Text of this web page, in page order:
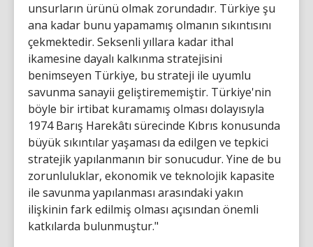
unsurların ürünü olmak zorundadır. Türkiye şu
ana kadar bunu yapamamış olmanın sıkıntısını
çekmektedir. Seksenli yıllara kadar ithal
ikamesine dayalı kalkınma stratejisini
benimseyen Türkiye, bu strateji ile uyumlu
savunma sanayii geliştirememiştir. Türkiye'nin
böyle bir irtibat kuramamış olması dolayısıyla
1974 Barış Harekâtı sürecinde Kıbrıs konusunda
büyük sıkıntılar yaşaması da edilgen ve tepkici
stratejik yapılanmanın bir sonucudur. Yine de bu
zorunluluklar, ekonomik ve teknolojik kapasite
ile savunma yapılanması arasındaki yakın
ilişkinin fark edilmiş olması açısından önemli
katkılarda bulunmuştur."